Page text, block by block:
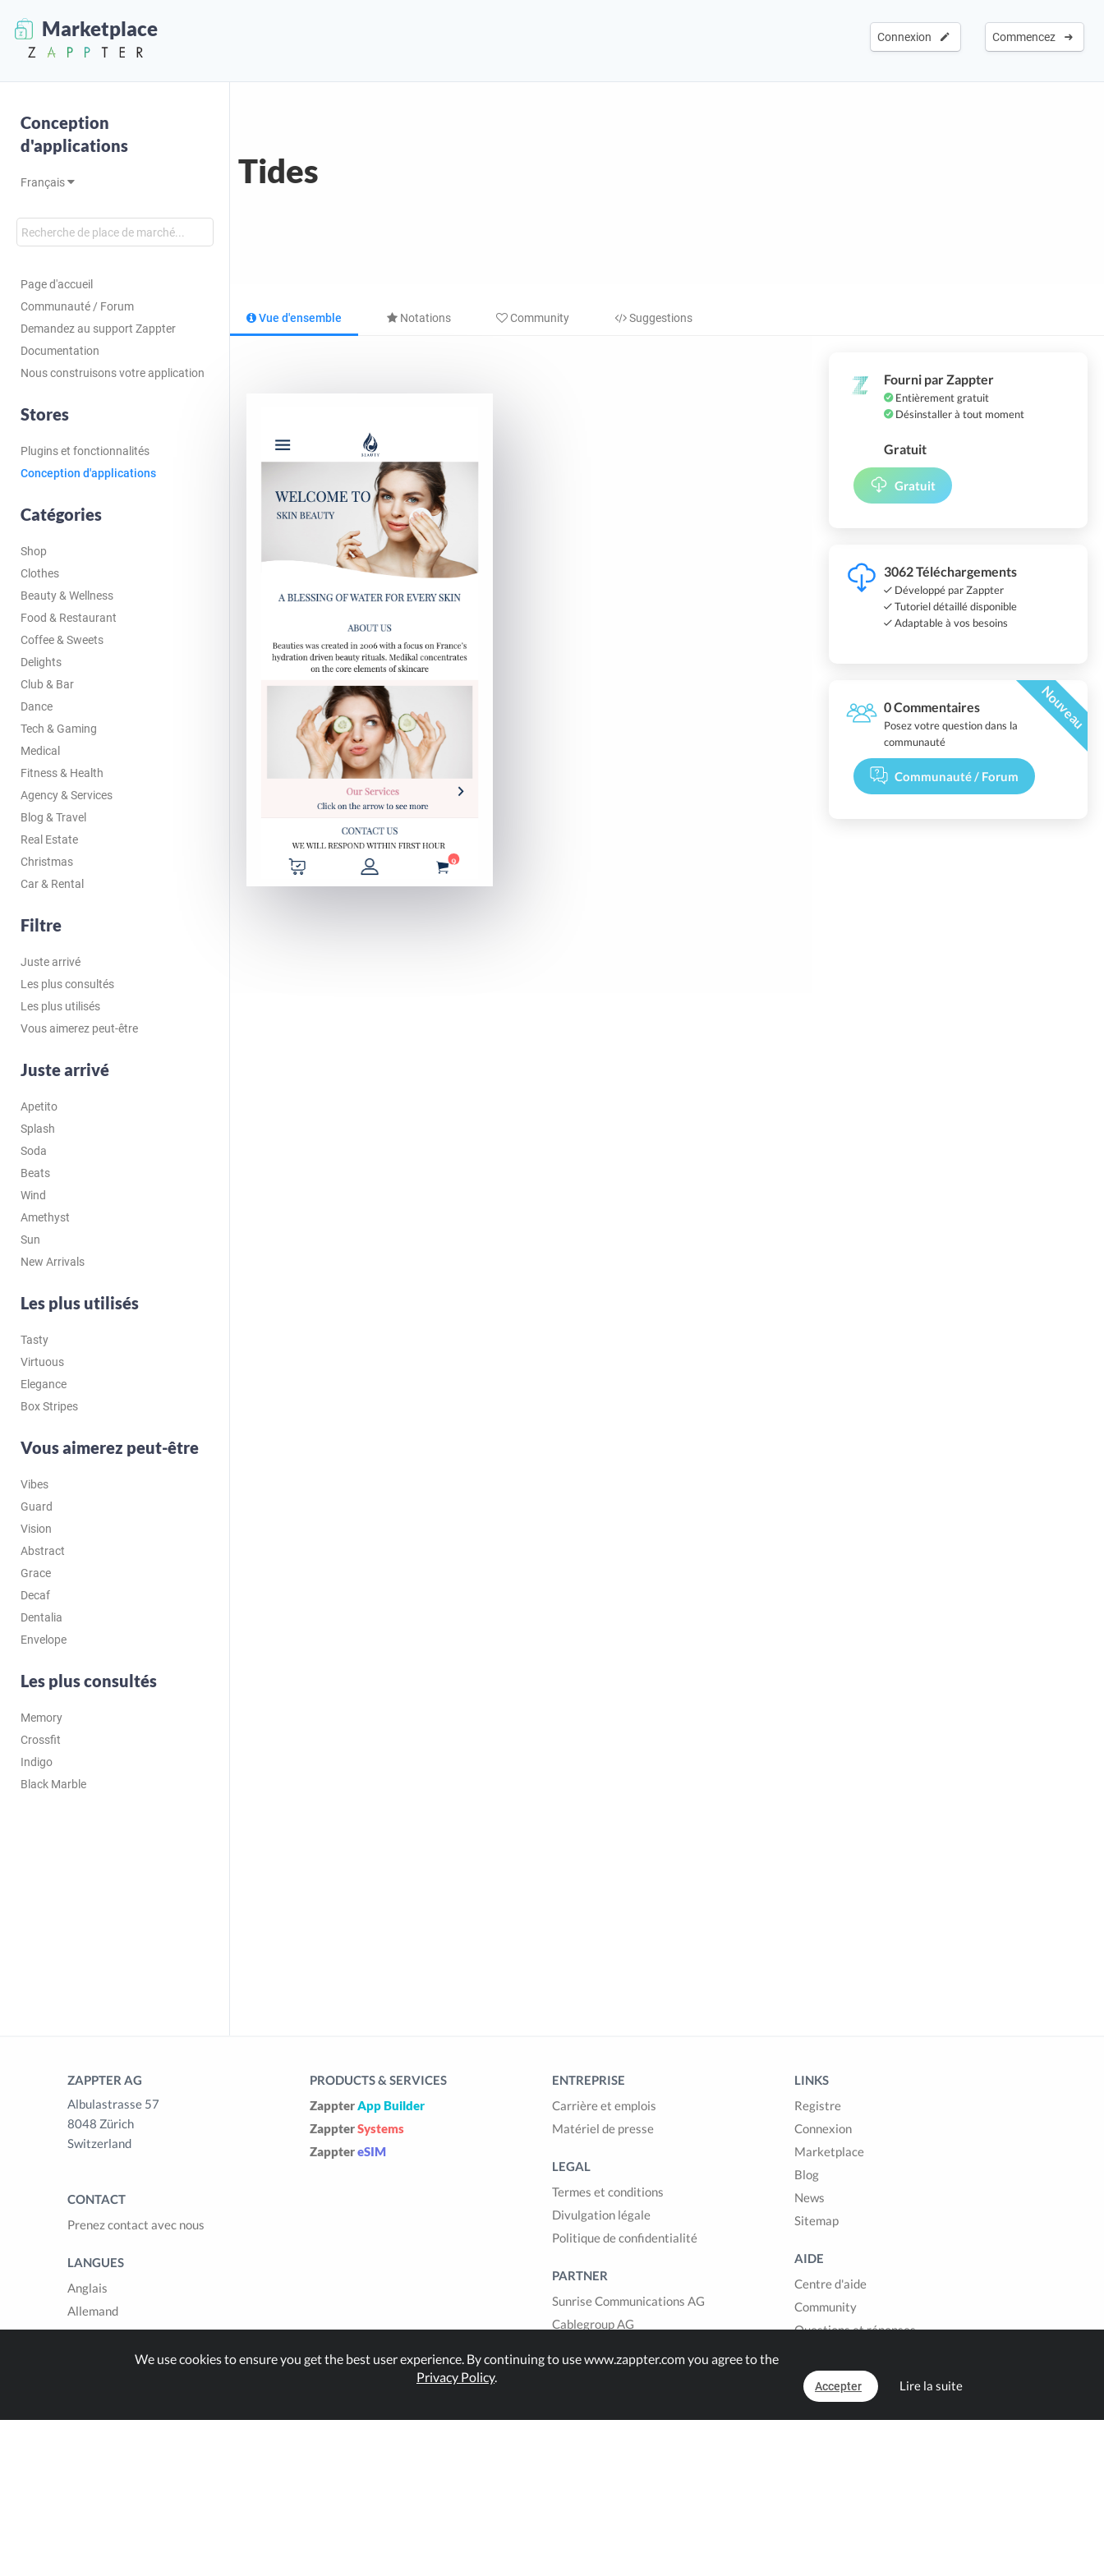
Marketplace Commencez
Connexion
Conception
d'applications
Français
Page d'accueil
Communauté / Forum
Demandez au support Zappter
Documentation
Nous construisons votre application
Stores
Plugins et fonctionnalités
Conception d'applications
Catégories
Shop
Clothes
Beauty & Wellness
Food & Restaurant
Coffee & Sweets
Delights
Club & Bar
Dance
Tech & Gaming
Medical
Fitness & Health
Agency & Services
Blog & Travel
Real Estate
Christmas
Car & Rental
Filtre
Juste arrivé
Les plus consultés
Les plus utilisés
Vous aimerez peut-être
Juste arrivé
Apetito
Splash
Soda
Beats
Wind
Amethyst
Sun
New Arrivals
Les plus utilisés
Tasty
Virtuous
Elegance
Box Stripes
Vous aimerez peut-être
Vibes
Guard
Vision
Abstract
Grace
Decaf
Dentalia
Envelope
Les plus consultés
Memory
Crossfit
Indigo
Black Marble
Tides
Vue d'ensemble Notations Community Suggestions
Fourni par Zappter
Entièrement gratuit
Désinstaller à tout moment
Gratuit
Gratuit
3062 Téléchargements
Développé par Zappter
Tutoriel détaillé disponible
Adaptable à vos besoins
0 Commentaires Nouveau
Posez votre question dans la
communauté
Communauté / Forum
ZAPPTER AG
Albulastrasse 57
8048 Zürich
Switzerland
CONTACT
Prenez contact avec nous
LANGUES
Anglais
Allemand
Français
PRODUCTS & SERVICES
Zappter App Builder
ZappterSystems
ZapptereSIM
ENTREPRISE
Carrière et emplois
Matériel de presse
LEGAL
Termes et conditions
Divulgation légale
Politique de confidentialité
PARTNER
Sunrise Communications AG
Cablegroup AG
LINKS
Registre
Connexion
Marketplace
Blog
News
Sitemap
AIDE
Centre d'aide
Community
Questions et réponses
We use cookies to ensure you get the best user experience. By continuing to use www.zappter.com you agree to the
Privacy Policy.
Accepter Lire la suite